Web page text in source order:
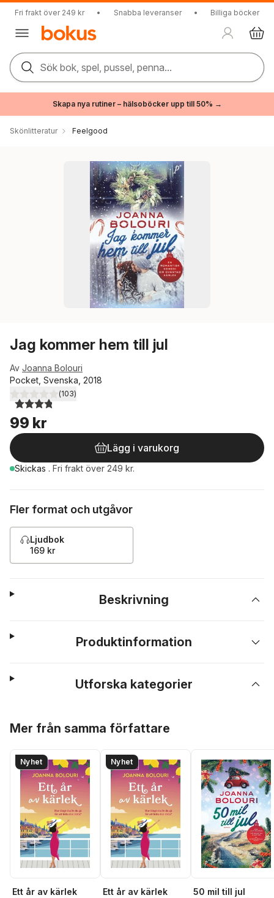
Fri frakt över 249 kr • Snabba leveranser • Billiga böcker
Sök bok, spel, pussel, penna...
Skapa nya rutiner – hälsoböcker upp till 50% →
Skönlitteratur Feelgood
Jag kommer hem till jul
Av Joanna Bolouri
Pocket, Svenska, 2018
3,8utav 5 stjärnor. Totalt antal röster:
(103)
99 kr
Lägg i varukorg
Skickas . Fri frakt över 249 kr.
Fler format och utgåvor
Ljudbok
169 kr
Beskrivning
Produktinformation
Utforska kategorier
Mer från samma författare
Nyhet
Ett år av kärlek
Nyhet
Ett år av kärlek 50 mil till jul